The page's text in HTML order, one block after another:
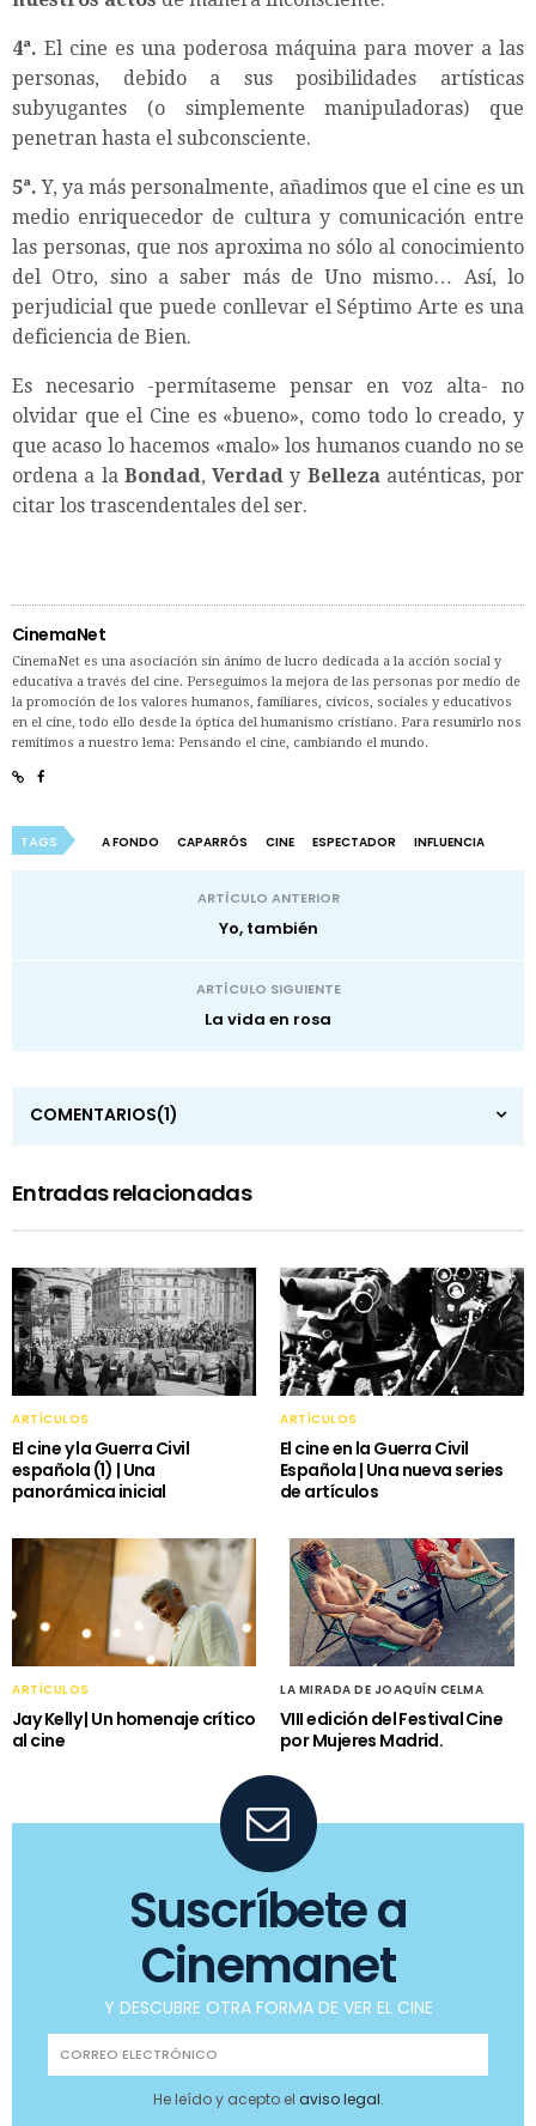
4ª. El cine es una poderosa máquina para mover a las
personas, debido a sus posibilidades artísticas
subyugantes (o simplemente manipuladoras) que
penetran hasta el subconsciente.
5ª. Y, ya más personalmente, añadimos que el cine es un
medio enriquecedor de cultura y comunicación entre
las personas, que nos aproxima no sólo al conocimiento
del Otro, sino a saber más de Uno mismo… Así, lo
perjudicial que puede conllevar el Séptimo Arte es una
deficiencia de Bien.
Es necesario -permítaseme pensar en voz alta- no
olvidar que el Cine es «bueno», como todo lo creado, y
que acaso lo hacemos «malo» los humanos cuando no se
ordena a la Bondad, Verdad y Belleza auténticas, por
citar los trascendentales del ser.
CinemaNet
CinemaNet es una asociación sin ánimo de lucro dedicada a la acción social y
educativa a través del cine. Perseguimos la mejora de las personas por medio de
la promoción de los valores humanos, familiares, cívicos, sociales y educativos
en el cine, todo ello desde la óptica del humanismo cristiano. Para resumirlo nos
remitimos a nuestro lema: Pensando el cine, cambiando el mundo.
TAGS A FONDO CAPARRÓS CINE ESPECTADOR INFLUENCIA
ARTÍCULO ANTERIOR
Yo, también
ARTÍCULO SIGUIENTE
La vida en rosa
COMENTARIOS(1)
Entradas relacionadas
ARTÍCULOS
El cine y la Guerra Civil
española (1) | Una
panorámica inicial
ARTÍCULOS
El cine en la Guerra Civil
Española | Una nueva series
de artículos
ARTÍCULOS
Jay Kelly | Un homenaje crítico
al cine
LA MIRADA DE JOAQUÍN CELMA
VIII edición del Festival Cine
por Mujeres Madrid.
Suscríbete a
Cinemanet
Y DESCUBRE OTRA FORMA DE VER EL CINE
He leído y acepto el aviso legal.